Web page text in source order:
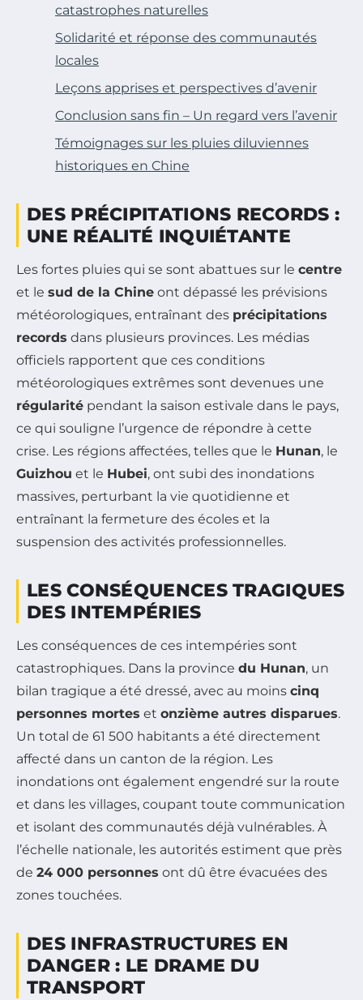
catastrophes naturelles
Solidarité et réponse des communautés
locales
Leçons apprises et perspectives d’avenir
Conclusion sans fin – Un regard vers l’avenir
Témoignages sur les pluies diluviennes
historiques en Chine
DES PRÉCIPITATIONS RECORDS :
UNE RÉALITÉ INQUIÉTANTE
Les fortes pluies qui se sont abattues sur le centre
et le sud de la Chine ont dépassé les prévisions
météorologiques, entraînant des précipitations
records dans plusieurs provinces. Les médias
officiels rapportent que ces conditions
météorologiques extrêmes sont devenues une
régularité pendant la saison estivale dans le pays,
ce qui souligne l’urgence de répondre à cette
crise. Les régions affectées, telles que le Hunan, le
Guizhou et le Hubei, ont subi des inondations
massives, perturbant la vie quotidienne et
entraînant la fermeture des écoles et la
suspension des activités professionnelles.
LES CONSÉQUENCES TRAGIQUES
DES INTEMPÉRIES
Les conséquences de ces intempéries sont
catastrophiques. Dans la province du Hunan, un
bilan tragique a été dressé, avec au moins cinq
personnes mortes et onzième autres disparues.
Un total de 61 500 habitants a été directement
affecté dans un canton de la région. Les
inondations ont également engendré sur la route
et dans les villages, coupant toute communication
et isolant des communautés déjà vulnérables. À
l’échelle nationale, les autorités estiment que près
de 24 000 personnes ont dû être évacuées des
zones touchées.
DES INFRASTRUCTURES EN
DANGER : LE DRAME DU
TRANSPORT